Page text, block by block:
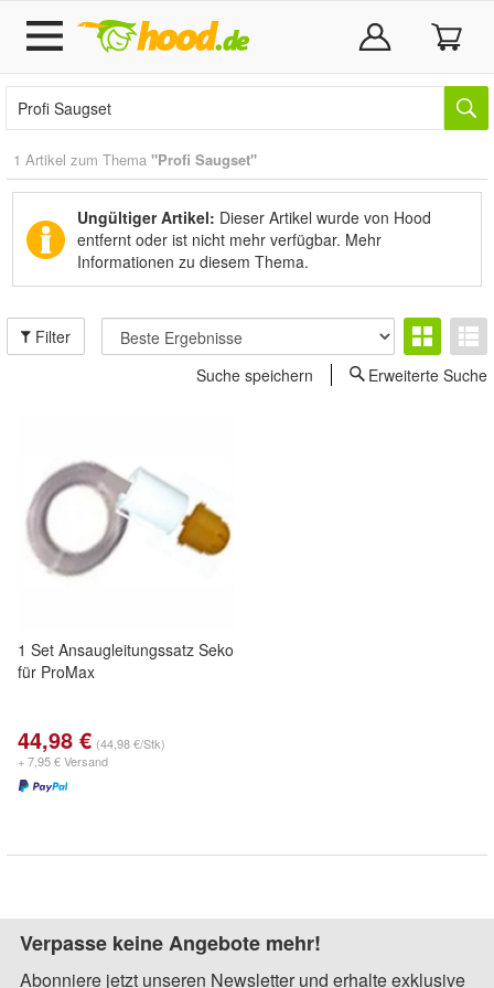
1 Artikel zum Thema "Profi Saugset"
Ungültiger Artikel: Dieser Artikel wurde von Hood
entfernt oder ist nicht mehr verfügbar. Mehr
Informationen zu diesem Thema.
Filter
Suche speichern
Erweiterte Suche
1 Set Ansaugleitungssatz Seko
für ProMax
44,98 € (44,98 €/Stk)
+ 7,95 € Versand
Verpasse keine Angebote mehr!
Abonniere jetzt unseren Newsletter und erhalte exklusive